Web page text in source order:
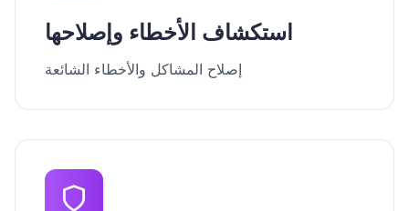
استكشاف الأخطاء وإصلاحها
إصلاح المشاكل والأخطاء الشائعة